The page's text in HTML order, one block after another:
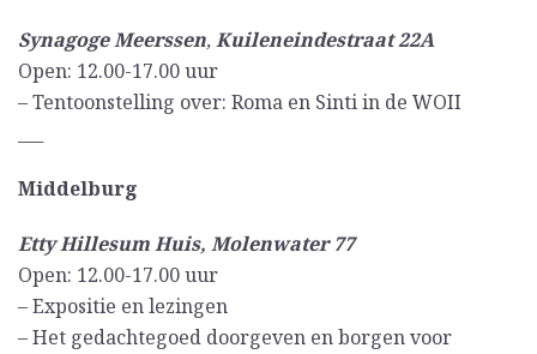
Synagoge Meerssen,Kuileneindestraat 22A
Open: 12.00-17.00 uur
– Tentoonstelling over: Roma en Sinti in de WOII
Middelburg
Etty Hillesum Huis, Molenwater 77
Open: 12.00-17.00 uur
– Expositie en lezingen
– Het gedachtegoed doorgeven en borgen voor